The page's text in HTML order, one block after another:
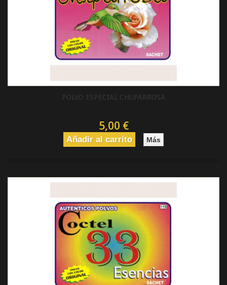
POLVO ESPECIAL CHUPARROSA
5,00 €
Añadir al carrito Más